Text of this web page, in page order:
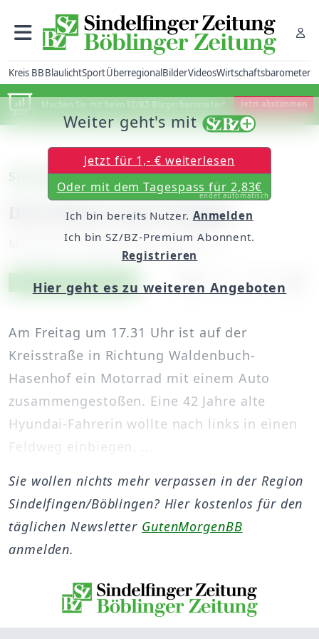
Kreis BBBlaulichtSportÜberregionalBilderVideosWirtschaftsbarometer
Machen Sie mit beim SZ/BZ-Bürgerbarometer! Jetzt abstimmen
Steinenbronn
Die Polizei sucht Zeugen
Montag, 25. August 2014, 00:00 Uhr
Artikel vorlesen
Exklusiv für Abonnenten
Am Freitag um 17.31 Uhr ist auf der
Kreisstraße in Richtung Waldenbuch-
Hasenhof ein Motorrad mit einem Auto
zusammengestoßen. Eine 42 Jahre alte
Hyundai-Fahrerin wollte nach links in einen
Feldweg einbiegen. ...
Weiter geht's mit
Jetzt für 1,- € weiterlesen
Oder mit dem Tagespass für 2,83€
endet automatisch
Ich bin bereits Nutzer. Anmelden
Ich bin SZ/BZ-Premium Abonnent.
Registrieren
Hier geht es zu weiteren Angeboten
Sie wollen nichts mehr verpassen in der Region
Sindelfingen/Böblingen? Hier kostenlos für den
täglichen Newsletter GutenMorgenBB
anmelden.